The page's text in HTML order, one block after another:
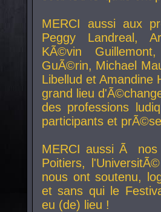
MERCI aussi aux
Peggy Landreal,
KÃ©vin
GuÃ©rin, Michael
Libellud et Amandine
grand lieu
des professions
participants et
MERCI aussi Ã nos
Poitiers,
nous ont soutenu,
et sans qui le
eu (de) lieu !